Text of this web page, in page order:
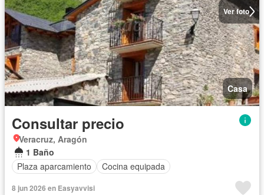
Ver foto
Casa
Consultar precio
Veracruz, Aragón
1 Baño
Plaza aparcamiento
Cocina equipada
8 jun 2026 en Easyavvisi